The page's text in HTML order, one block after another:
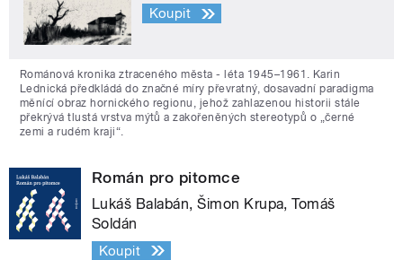
Koupit
Románová kronika ztraceného města - léta 1945–1961. Karin
Lednická předkládá do značné míry převratný, dosavadní paradigma
měnící obraz hornického regionu, jehož zahlazenou historii stále
překrývá tlustá vrstva mýtů a zakořeněných stereotypů o „černé
zemi a rudém kraji“.
Román pro pitomce
Lukáš Balabán, Šimon Krupa, Tomáš
Soldán
Koupit